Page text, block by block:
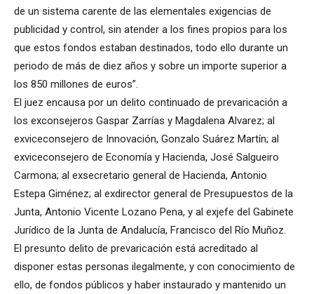
de un sistema carente de las elementales exigencias de
publicidad y control, sin atender a los fines propios para los
que estos fondos estaban destinados, todo ello durante un
periodo de más de diez años y sobre un importe superior a
los 850 millones de euros”.
El juez encausa por un delito continuado de prevaricación a
los exconsejeros Gaspar Zarrías y Magdalena Alvarez; al
exviceconsejero de Innovación, Gonzalo Suárez Martín; al
exviceconsejero de Economía y Hacienda, José Salgueiro
Carmona; al exsecretario general de Hacienda, Antonio
Estepa Giménez; al exdirector general de Presupuestos de la
Junta, Antonio Vicente Lozano Pena, y al exjefe del Gabinete
Jurídico de la Junta de Andalucía, Francisco del Río Muñoz.
El presunto delito de prevaricación está acreditado al
disponer estas personas ilegalmente, y con conocimiento de
ello, de fondos públicos y haber instaurado y mantenido un